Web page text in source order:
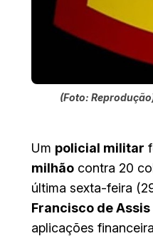
(Foto:
Um policial militar
milhão contra 20
última sexta-feira
Francisco de
aplicações